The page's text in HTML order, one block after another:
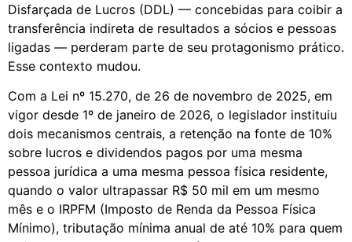
Disfarçada de Lucros (DDL) — concebidas para coibir a
transferência indireta de resultados a sócios e pessoas
ligadas — perderam parte de seu protagonismo prático.
Esse contexto mudou.
Com a Lei nº 15.270, de 26 de novembro de 2025, em
vigor desde 1º de janeiro de 2026, o legislador instituiu
dois mecanismos centrais, a retenção na fonte de 10%
sobre lucros e dividendos pagos por uma mesma
pessoa jurídica a uma mesma pessoa física residente,
quando o valor ultrapassar R$ 50 mil em um mesmo
mês e o IRPFM (Imposto de Renda da Pessoa Física
Mínimo), tributação mínima anual de até 10% para quem